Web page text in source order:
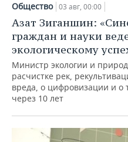
Общество 03 авг, 00:00
Азат Зиганшин:
граждан и науки
экологическому
Министр экологии и
расчистке рек,
вреда, о цифровизации и о
через 10 лет